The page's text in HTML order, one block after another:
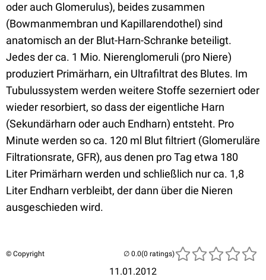
oder auch Glomerulus), beides zusammen
(Bowmanmembran und Kapillarendothel) sind
anatomisch an der Blut-Harn-Schranke beteiligt.
Jedes der ca. 1 Mio. Nierenglomeruli (pro Niere)
produziert Primärharn, ein Ultrafiltrat des Blutes. Im
Tubulussystem werden weitere Stoffe sezerniert oder
wieder resorbiert, so dass der eigentliche Harn
(Sekundärharn oder auch Endharn) entsteht. Pro
Minute werden so ca. 120 ml Blut filtriert (Glomeruläre
Filtrationsrate, GFR), aus denen pro Tag etwa 180
Liter Primärharn werden und schließlich nur ca. 1,8
Liter Endharn verbleibt, der dann über die Nieren
ausgeschieden wird.
© Copyright
11.01.2012
(0 ratings)